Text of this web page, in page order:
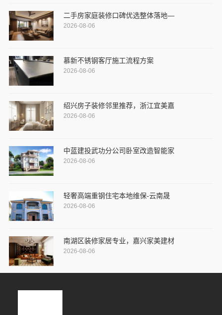
二手房家庭装修口碑优选整体落地—
2026-08-06
慕新不锈钢客厅施工流程方案
2026-08-06
绍兴房子装修邻里推荐，浙江宜美嘉
2026-08-06
中蓝建投武功分公司卧室改造智能家
2026-08-06
轻奢高端重钢住宅本地维保-云南晟
2026-08-06
南湖区装修家居专业，嘉兴家美建材
2026-08-06